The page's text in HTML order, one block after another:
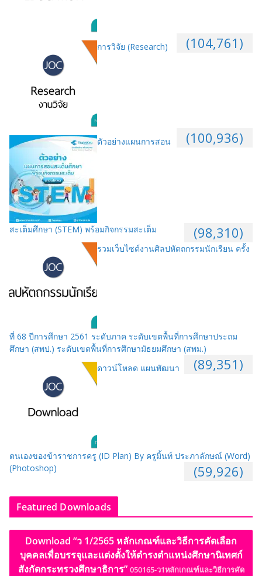
(104,761)
การวิจัย (Research)
(100,936)
ตัวอย่างแผนการสอน
สะเต็มศึกษา (STEM) พร้อมกิจกรรมสะเต็ม (98,310)
รวมเว็บไซต์งานศิลปหัตถกรรมนักเรียน ครั้ง
ที่ 68 ปีการศึกษา 2561 ระดับภาค ระดับเขตพื้นที่การศึกษาประถม
ศึกษา (สพป.) ระดับเขตพื้นที่การศึกษามัธยมศึกษา (สพม.)
(89,351)
ดาวน์โหลด แผนพัฒนา
ตนเองของข้าราชการครู (ID Plan) By ครูมิ้นท์ ประภาลักษณ์ (Word)
(Photoshop)
(59,926)
Featured Downloads
Download “ว 1/2565 หลักเกณฑ์และวิธีการคัดเลือก
บุคคลเพื่อบรรจุและแต่งตั้งให้ดำรงตำแหน่งศึกษานิเทศก์
สังกัดกระทรวงศึกษาธิการ” 050165-ว1หลักเกณฑ์และวิธีการคัด